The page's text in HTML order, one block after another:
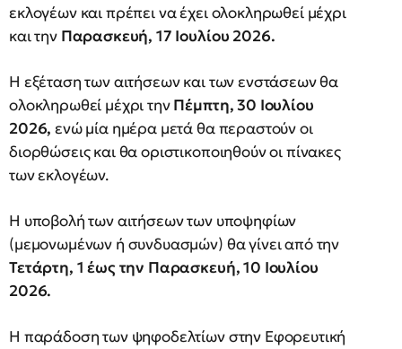
εκλογέων και πρέπει να έχει ολοκληρωθεί μέχρι
και την Παρασκευή, 17 Ιουλίου 2026.
Η εξέταση των αιτήσεων και των ενστάσεων θα
ολοκληρωθεί μέχρι τηνΠέμπτη, 30 Ιουλίου
2026, ενώ μία ημέρα μετά θα περαστούν οι
διορθώσεις και θα οριστικοποιηθούν οι πίνακες
των εκλογέων.
Η υποβολή των αιτήσεων των υποψηφίων
(μεμονωμένων ή συνδυασμών) θα γίνει από την
Τετάρτη, 1 έως την Παρασκευή, 10 Ιουλίου
2026.
Η παράδοση των ψηφοδελτίων στην Εφορευτική